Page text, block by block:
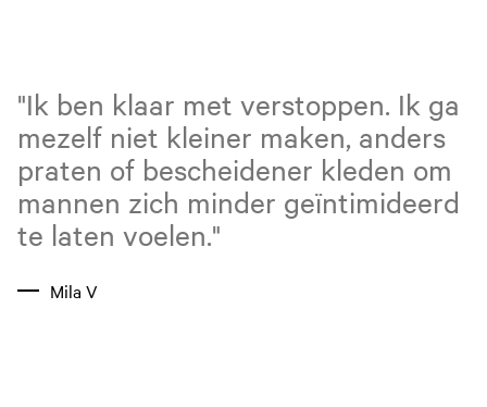
"Ik ben klaar met verstoppen. Ik ga
mezelf niet kleiner maken, anders
praten of bescheidener kleden om
mannen zich minder geïntimideerd
te laten voelen."
Mila V